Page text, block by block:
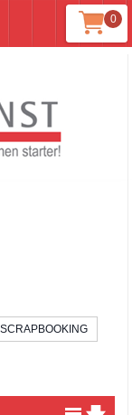
0